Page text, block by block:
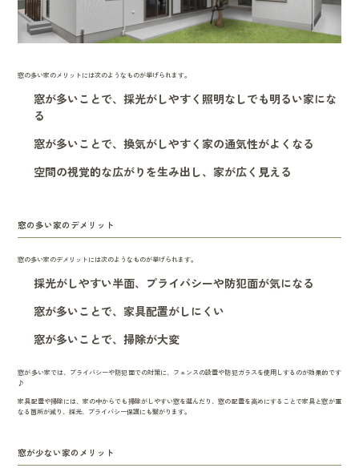
窓の多い家のメリットには次のようなものが挙げられます。
窓が多いことで、採光がしやすく照明なしでも明るい家にな
る
窓が多いことで、換気がしやすく家の通気性がよくなる
空間の視覚的な広がりを生み出し、家が広く見える
窓の多い家のデメリット
窓の多い家のデメリットには次のようなものが挙げられます。
採光がしやすい半面、プライバシーや防犯面が気になる
窓が多いことで、家具配置がしにくい
窓が多いことで、掃除が大変
窓が多い家では、プライバシーや防犯面での対策に、フェンスの設置や防犯ガラスを使用しするのが効果的です
♪
家具配置や掃除には、家の中からでも掃除がしやすい窓を選んだり、窓の配置を高めにすることで家具と窓が重
なる箇所が減り、採光、プライバシー保護にも繋がります。
窓が少ない家のメリット